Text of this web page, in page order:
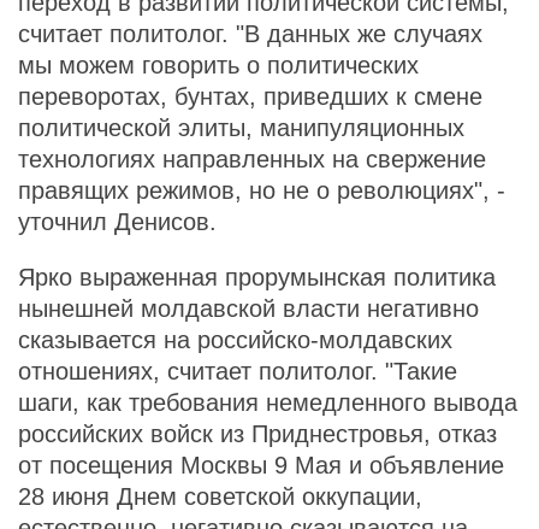
считает политолог. "В данных же случаях
мы можем говорить о политических
переворотах, бунтах, приведших к смене
политической элиты, манипуляционных
технологиях направленных на свержение
правящих режимов, но не о революциях", -
уточнил Денисов.
Ярко выраженная прорумынская политика
нынешней молдавской власти негативно
сказывается на российско-молдавских
отношениях, считает политолог. "Такие
шаги, как требования немедленного вывода
российских войск из Приднестровья, отказ
от посещения Москвы 9 Мая и объявление
28 июня Днем советской оккупации,